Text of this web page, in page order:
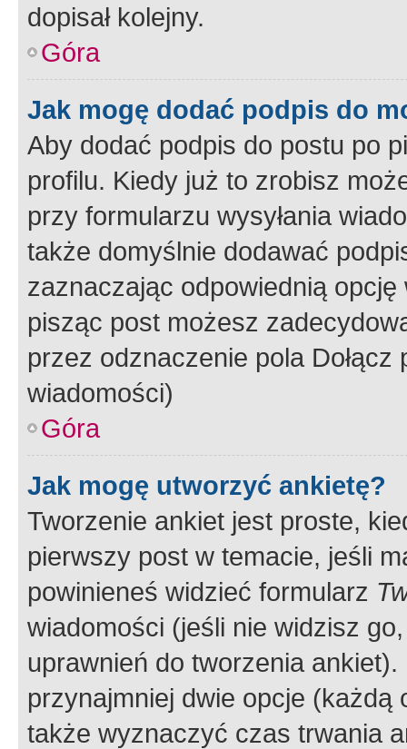
dopisał kolejny.
Góra
Jak mogę dodać podpis do
Aby dodać podpis do postu po
profilu. Kiedy już to zrobisz
przy formularzu wysyłania
także domyślnie dodawać
zaznaczając odpowiednią
pisząc post możesz
przez odznaczenie pola
wiadomości)
Góra
Jak mogę utworzyć ankietę?
Tworzenie ankiet jest proste,
pierwszy post w temacie, jeśli
powinieneś widzieć formularz
wiadomości (jeśli nie widzisz
uprawnień do tworzenia
przynajmniej dwie opcje
także wyznaczyć czas trwania